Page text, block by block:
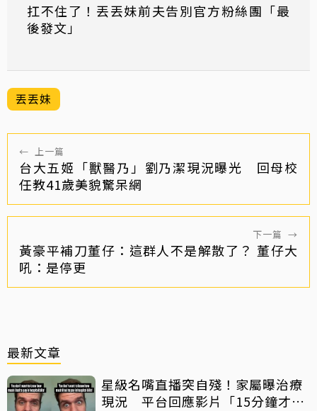
扛不住了！丟丟妹前夫告別官方粉絲團「最
後發文」
丟丟妹
← 上一篇
台大五姬「獸醫乃」劉乃潔現況曝光 回母校
任教41歲美貌驚呆網
下一篇 →
黃豪平補刀董仔：這群人不是解散了？ 董仔大
吼：是停更
最新文章
星級名嘴直播突自殘！家屬曝治療
現況 平台回應影片「15分鐘才下